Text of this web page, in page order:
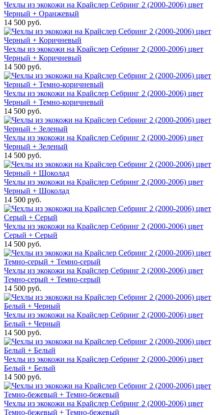
Чехлы из экокожи на Крайслер Себринг 2 (2000-2006) цвет
Черный + Оранжевый
14 500 руб.
Чехлы из экокожи на Крайслер Себринг 2 (2000-2006) цвет
Черный + Коричневый
14 500 руб.
Чехлы из экокожи на Крайслер Себринг 2 (2000-2006) цвет
Черный + Темно-коричневый
14 500 руб.
Чехлы из экокожи на Крайслер Себринг 2 (2000-2006) цвет
Черный + Зеленый
14 500 руб.
Чехлы из экокожи на Крайслер Себринг 2 (2000-2006) цвет
Черный + Шоколад
14 500 руб.
Чехлы из экокожи на Крайслер Себринг 2 (2000-2006) цвет
Серый + Серый
14 500 руб.
Чехлы из экокожи на Крайслер Себринг 2 (2000-2006) цвет
Темно-серый + Темно-серый
14 500 руб.
Чехлы из экокожи на Крайслер Себринг 2 (2000-2006) цвет
Белый + Черный
14 500 руб.
Чехлы из экокожи на Крайслер Себринг 2 (2000-2006) цвет
Белый + Белый
14 500 руб.
Чехлы из экокожи на Крайслер Себринг 2 (2000-2006) цвет
Темно-бежевый + Темно-бежевый